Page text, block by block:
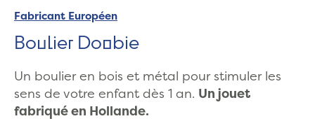
Fabricant Européen
Boulier Doobie
Un boulier en bois et métal pour stimuler les
sens de votre enfant dès 1 an. Un jouet
fabriqué en Hollande.